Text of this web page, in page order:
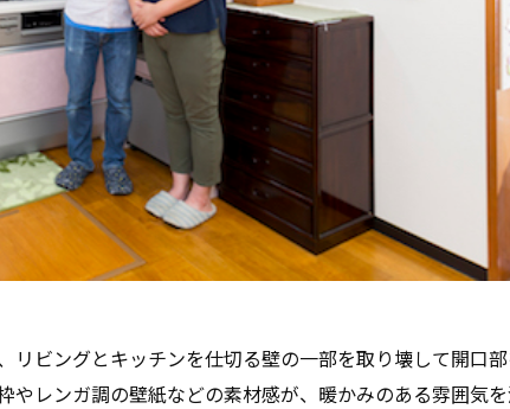
リビングとキッチンを仕切る壁の一部を取り壊して開口
レンガ調の壁紙などの素材感が、暖かみのある雰囲気